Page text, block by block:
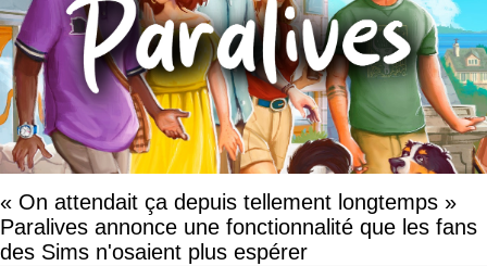
« On attendait ça depuis tellement longtemps »
Paralives annonce une fonctionnalité que les fans
des Sims n'osaient plus espérer